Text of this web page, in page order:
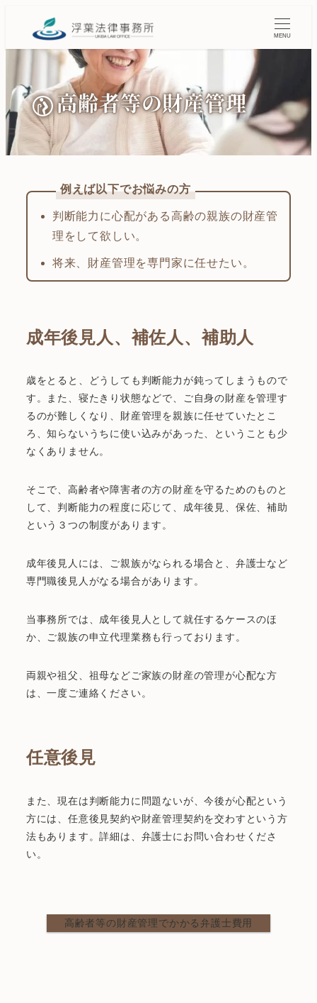
MENU
高齢者等の財産管理
判断能力に心配がある高齢の親族の財産管
理をして欲しい。
将来、財産管理を専門家に任せたい。
成年後見人、補佐人、補助人
歳をとると、どうしても判断能力が鈍ってしまうもので
す。また、寝たきり状態などで、ご自身の財産を管理す
るのが難しくなり、財産管理を親族に任せていたとこ
ろ、知らないうちに使い込みがあった、ということも少
なくありません。
そこで、高齢者や障害者の方の財産を守るためのものと
して、判断能力の程度に応じて、成年後見、保佐、補助
という３つの制度があります。
成年後見人には、ご親族がなられる場合と、弁護士など
専門職後見人がなる場合があります。
当事務所では、成年後見人として就任するケースのほ
か、ご親族の申立代理業務も行っております。
両親や祖父、祖母などご家族の財産の管理が心配な方
は、一度ご連絡ください。
任意後見
また、現在は判断能力に問題ないが、今後が心配という
方には、任意後見契約や財産管理契約を交わすという方
法もあります。詳細は、弁護士にお問い合わせくださ
い。
高齢者等の財産管理でかかる弁護士費用